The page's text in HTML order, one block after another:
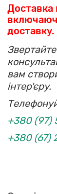
Доставка
доставку.
вам
інтер'єру.
+380 (97)
+380 (67)